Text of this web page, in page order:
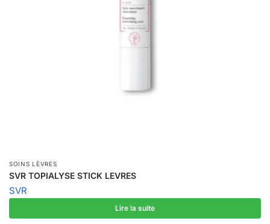
SOINS LÈVRES
SVR TOPIALYSE STICK LEVRES
SVR
Lire la suite